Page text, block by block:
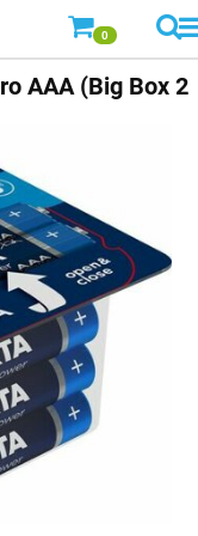
0
AAA (Big Box 2